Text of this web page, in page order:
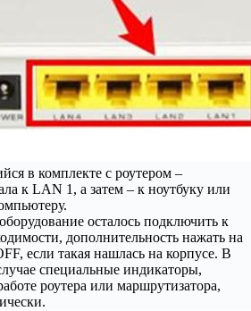
в комплекте с роутером –
к LAN 1, а затем – к ноутбуку или
осталось подключить к
дополнительность нажать на
если такая нашлась на корпусе. В
специальные индикаторы,
роутера или маршрутизатора,